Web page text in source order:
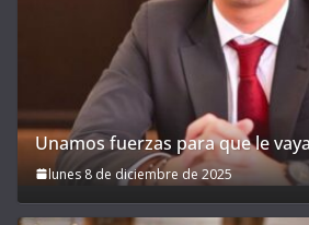
Unamos fuerzas para que le
lunes 8 de diciembre de 2025